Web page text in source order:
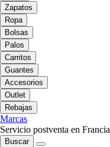
Zapatos
Ropa
Bolsas
Palos
Carritos
Guantes
Accesorios
Outlet
Rebajas
Marcas
Servicio postventa en Francia
Buscar